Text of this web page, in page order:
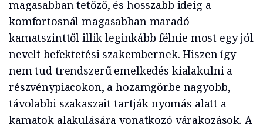
magasabban tetőző, és hosszabb ideig a
komfortosnál magasabban maradó
kamatszinttől illik leginkább félnie most egy jól
nevelt befektetési szakembernek. Hiszen így
nem tud trendszerű emelkedés kialakulni a
részvénypiacokon, a hozamgörbe nagyobb,
távolabbi szakaszait tartják nyomás alatt a
kamatok alakulására vonatkozó várakozások. A